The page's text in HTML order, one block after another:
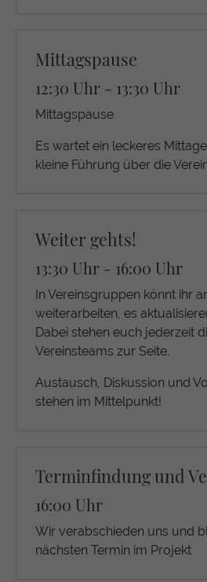
Mittagspause
12:30 Uhr - 13:30 Uhr
Mittagspause
Es wartet ein leckeres
kleine Führung über die
Weiter gehts!
13:30 Uhr - 16:00 Uhr
In Vereinsgruppen könnt ihr
weiterarbeiten, es
Dabei stehen euch jederzeit
Vereinsteams zur Seite.
Austausch, Diskussion und
stehen im Mittelpunkt!
Terminfindung und
16:00 Uhr
Wir verabschieden uns und
nächsten Termin im Projekt